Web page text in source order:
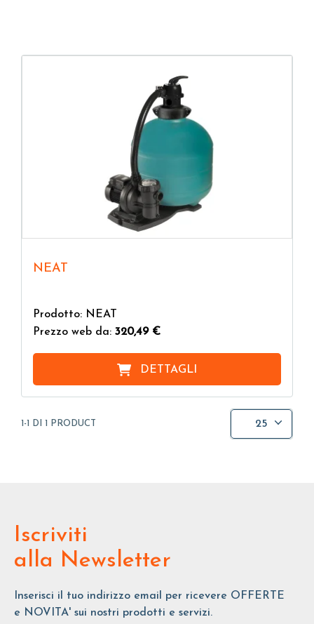
NEAT
Prodotto: NEAT
Prezzo web da: 320,49 €
DETTAGLI
1-1 DI 1 PRODUCT 25
Iscriviti
alla Newsletter
Inserisci il tuo indirizzo email per ricevere OFFERTE
e NOVITA' sui nostri prodotti e servizi.